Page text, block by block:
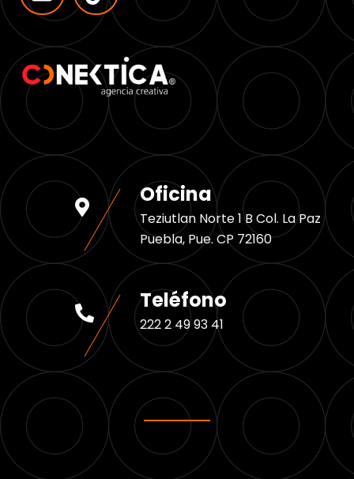
Oficina
Teziutlan Norte 1 B Col. La Paz
Puebla, Pue. CP 72160
Teléfono
222 2 49 93 41